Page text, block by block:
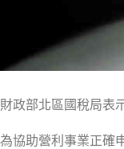
財政部北區國稅局表
為協助營利事業正確